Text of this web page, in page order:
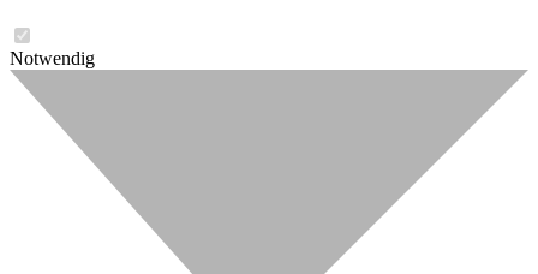
Notwendig